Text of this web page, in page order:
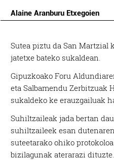
Alaine Aranburu Etxegoien
Sutea piztu da San Martzial
jatetxe bateko sukaldean.
Gipuzkoako Foru
eta Salbamendu Zerbitzuak
sukaldeko ke erauzgailuak
Suhiltzaileak jada bertan
suhiltzaileek esan
suteetarako ohiko
bizilagunak aterarazi dituzte.